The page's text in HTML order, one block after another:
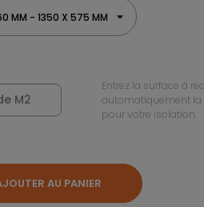
MM - 1350 X 575 MM
Entrez la surface à
automatiquement la
pour votre isolation.
AU PANIER